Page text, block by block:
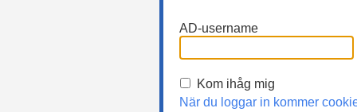
AD-username
Kom ihåg mig
När du loggar in kommer